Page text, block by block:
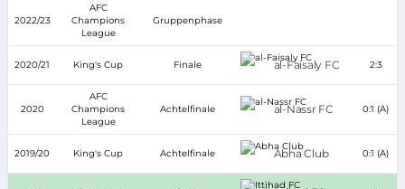
2022/23
AFC
Champions
League
Gruppenphase
2020/21 King's Cup Finale al-Faisaly FC 2:3
2020
AFC
Champions
League
Achtelfinale al-Nassr FC 0:1 (A)
2019/20 King's Cup Achtelfinale Abha Club 0:1 (A)